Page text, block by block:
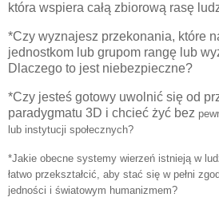
która wspiera całą zbiorową rasę
*Czy wyznajesz przekonania, które
jednostkom lub grupom rangę lub
Dlaczego to jest niebezpieczne?
*Czy jesteś gotowy uwolnić się od
paradygmatu 3D i chcieć żyć bez
lub instytucji społecznych?
*Jakie obecne systemy wierzeń istnieją w
łatwo przekształcić, aby stać się w pełni
jedności i światowym humanizmem?